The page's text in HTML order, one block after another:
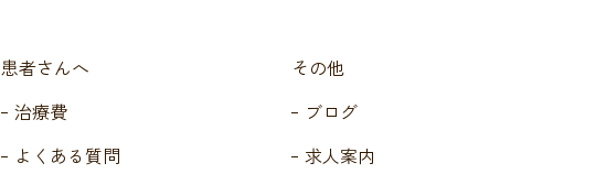
患者さんへ
治療費
よくある質問
その他
ブログ
求人案内